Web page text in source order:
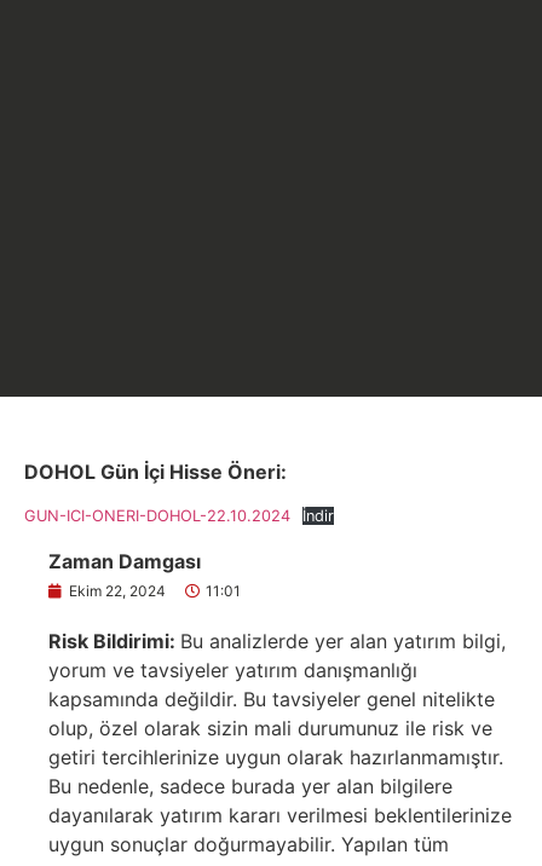
DOHOL Gün İçi Hisse Öneri:
GUN-ICI-ONERI-DOHOL-22.10.2024 İndir
Zaman Damgası
Ekim 22, 2024 11:01
Risk Bildirimi: Bu analizlerde yer alan yatırım bilgi,
yorum ve tavsiyeler yatırım danışmanlığı
kapsamında değildir. Bu tavsiyeler genel nitelikte
olup, özel olarak sizin mali durumunuz ile risk ve
getiri tercihlerinize uygun olarak hazırlanmamıştır.
Bu nedenle, sadece burada yer alan bilgilere
dayanılarak yatırım kararı verilmesi beklentilerinize
uygun sonuçlar doğurmayabilir. Yapılan tüm